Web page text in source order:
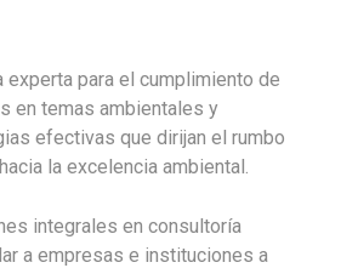
experta para el cumplimiento de
en temas ambientales y
efectivas que dirijan el rumbo
la excelencia ambiental.
integrales en consultoría
a empresas e instituciones a